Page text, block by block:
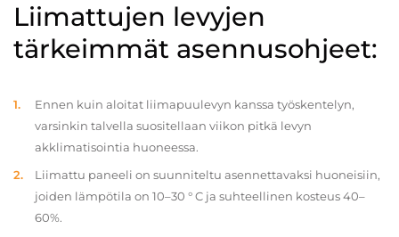
Liimattujen levyjen
tärkeimmät asennusohjeet:
Ennen kuin aloitat liimapuulevyn kanssa työskentelyn,
varsinkin talvella suositellaan viikon pitkä levyn
akklimatisointia huoneessa.
Liimattu paneeli on suunniteltu asennettavaksi huoneisiin,
joiden lämpötila on 10–30 ° C ja suhteellinen kosteus 40–
60%.